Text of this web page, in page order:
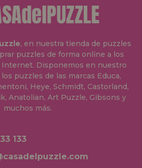
, en nuestra tienda de puzzles
puzzles de forma online a los
Internet. Disponemos en nuestro
puzzles de las marcas Educa,
Heye, Schmidt, Castorland,
Anatolian, Art Puzzle, Gibsons y
muchos más.
133